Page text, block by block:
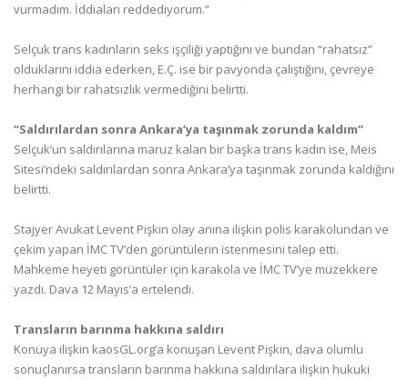
vurmadım. İddiaları reddediyorum.”
Selçuk trans kadınların seks işçiliği yaptığını ve bundan “rahatsız”
olduklarını iddia ederken, E.Ç. ise bir pavyonda çalıştığını, çevreye
herhangi bir rahatsızlık vermediğini belirtti.
“Saldırılardan sonra Ankara’ya taşınmak zorunda kaldım”
Selçuk’un saldırılarına maruz kalan bir başka trans kadın ise, Meis
Sitesi’ndeki saldırılardan sonra Ankara’ya taşınmak zorunda kaldığını
belirtti.
Stajyer Avukat Levent Pişkin olay anına ilişkin polis karakolundan ve
çekim yapan İMC TV’den görüntülerin istenmesini talep etti.
Mahkeme heyeti görüntüler için karakola ve İMC TV’ye müzekkere
yazdı. Dava 12 Mayıs’a ertelendi.
Transların barınma hakkına saldırı
Konuya ilişkin kaosGL.org’a konuşan Levent Pişkin, dava olumlu
sonuçlanırsa transların barınma hakkına saldırılara ilişkin hukuki